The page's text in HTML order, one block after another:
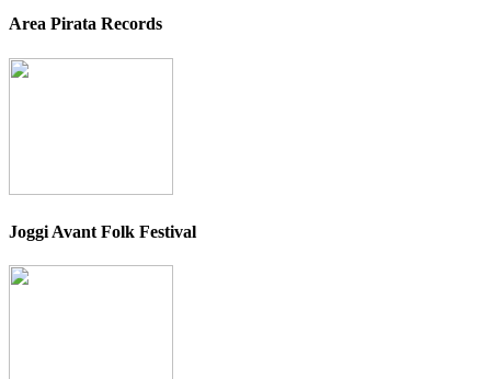
Area Pirata Records
Joggi Avant Folk Festival